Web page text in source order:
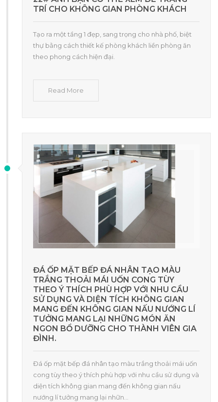
TRÍ CHO KHÔNG GIAN PHÒNG KHÁCH
Tạo ra một tầng 1 đẹp, sang trọng cho nhà phố, biệt
thự bằng cách thiết kế phòng khách liền phòng ăn
theo phong cách hiện đại.
Read More
ĐÁ ỐP MẶT BẾP ĐÁ NHÂN TẠO MÀU
TRẮNG THOẢI MÁI UỐN CONG TÙY
THEO Ý THÍCH PHÙ HỢP VỚI NHU CẦU
SỬ DỤNG VÀ DIỆN TÍCH KHÔNG GIAN
MANG ĐẾN KHÔNG GIAN NẤU NƯỚNG LÍ
TƯỞNG MANG LẠI NHỮNG MÓN ĂN
NGON BỔ DƯỠNG CHO THÀNH VIÊN GIA
ĐÌNH.
Đá ốp mặt bếp đá nhân tạo màu trắng thoải mái uốn
cong tùy theo ý thích phù hợp với nhu cầu sử dụng và
diện tích không gian mang đến không gian nấu
nướng lí tưởng mang lại nhữn...